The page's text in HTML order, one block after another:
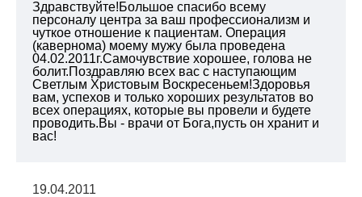
Здравствуйте!Большое спасибо всему
персоналу центра за ваш профессионализм и
чуткое отношение к пациентам. Операция
(кавернома) моему мужу была проведена
04.02.2011г.Самочувствие хорошее, голова не
болит.Поздравляю всех вас с наступающим
Светлым Христовым Воскресеньем!Здоровья
вам, успехов и только хороших результатов во
всех операциях, которые вы провели и будете
проводить.Вы - врачи от Бога,пусть он хранит и
вас!
19.04.2011